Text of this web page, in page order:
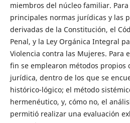
miembros del núcleo familiar.
principales normas jurídicas y las
derivadas de la Constitución, el
Penal, y la Ley Orgánica Integral
Violencia contra las Mujeres. Para
fin se emplearon métodos propios
jurídica, dentro de los que se
histórico-lógico; el método
hermenéutico, y, cómo no, el
permitió realizar una evaluación